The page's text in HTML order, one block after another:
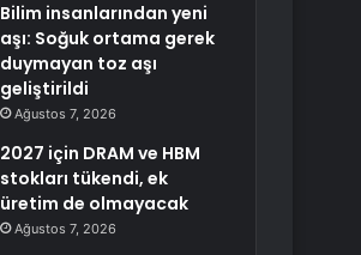
Bilim insanlarından yeni
aşı: Soğuk ortama gerek
duymayan toz aşı
geliştirildi
Ağustos 7, 2026
2027 için DRAM ve HBM
stokları tükendi, ek
üretim de olmayacak
Ağustos 7, 2026